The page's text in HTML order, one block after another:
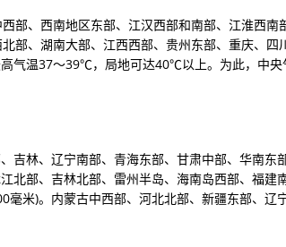
部、西南地区东部、江汉西部和南部、江淮西南
部、湖南大部、江西西部、贵州东部、重庆、四
气温37～39℃，局地可达40℃以上。为此，中央
吉林、辽宁南部、青海东部、甘肃中部、华南东
北部、吉林北部、雷州半岛、海南岛西部、福建
毫米)。内蒙古中西部、河北北部、新疆东部、辽